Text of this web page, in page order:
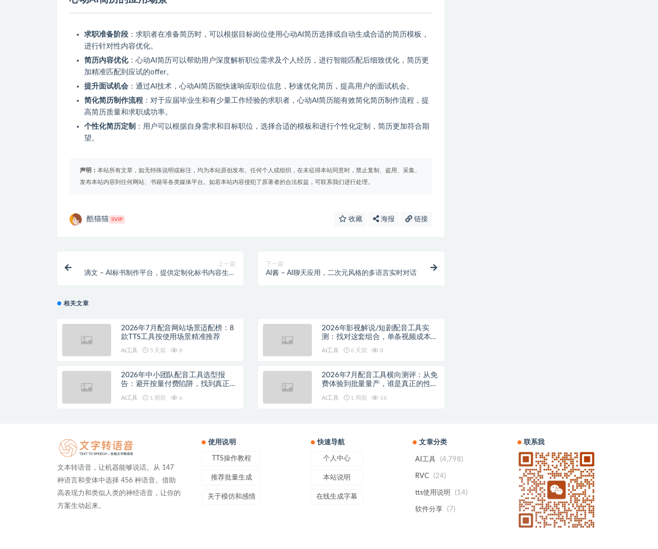
求职准备阶段 ：求职者在准备简历时，可以根据目标岗位使用心动AI简历选择或自动生成合适的简历模板，
进行针对性内容优化。
简历内容优化：心动AI简历可以帮助用户深度解析职位需求及个人经历，进行智能匹配后细致优化，简历更
加精准匹配到应试的offer。
提升面试机会 ：通过AI技术，心动AI简历能快速响应职位信息，秒速优化简历，提高用户的面试机会。
简化简历制作流程 ：对于应届毕业生和有少量工作经验的求职者，心动AI简历能有效简化简历制作流程，提
高简历质量和求职成功率。
个性化简历定制 ：用户可以根据自身需求和目标职位，选择合适的模板和进行个性化定制，简历更加符合期
望。
声明： 本站所有文章，如无特殊说明或标注，均为本站原创发布。任何个人或组织，在未征得本站同意时，禁止复制、盗用、采集、
发布本站内容到任何网站、书籍等各类媒体平台。如若本站内容侵犯了原著者的合法权益，可联系我们进行处理。
酷猫猫 SVIP 收藏 海报 链接
上一篇
滴文 – AI标书制作平台，提供定制化标书内容生成
下一篇
AI酱 – AI聊天应用，二次元风格的多语言实时对话
相关文章
2026年7月配音网站场景适配榜：8
款TTS工具按使用场景精准推荐
AI工具 5 天前 8
2026年影视解说/短剧配音工具实
测：找对这套组合，单条视频成本直
AI工具 6 天前 8
2026年中小团队配音工具选型报
告：避开按量付费陷阱，找到真正的
AI工具 1 周前 6
2026年7月配音工具横向测评：从免
费体验到批量量产，谁是真正的性价
AI工具 1 周前 16
文本转语音，让机器能够说话。从 147
种语言和变体中选择 456 种语音。借助
高表现力和类似人类的神经语音，让你的
方案生动起来。
使用说明
TTS操作教程
推荐批量生成
关于模仿和感情
快速导航
个人中心
本站说明
在线生成字幕
文章分类
AI工具 (4,798)
RVC (24)
tts使用说明 (14)
软件分享 (7)
联系我